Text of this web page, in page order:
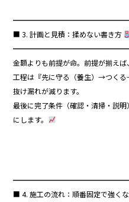
■ 3. 計画と見積：揉めない書き方
金額よりも前提が命。前提が揃えば
工程は『先に守る（養生）→つく
抜け漏れが減ります。
最後に完了条件（確認・清掃・説
にします。
■ 4. 施工の流れ：順番固定で強く